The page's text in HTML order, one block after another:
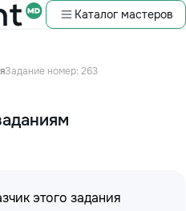
Каталог мастеров
Задание номер: 263
этого задания